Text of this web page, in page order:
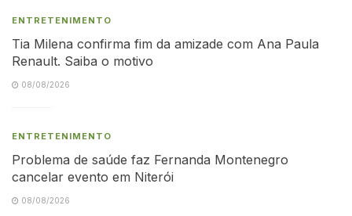
ENTRETENIMENTO
Tia Milena confirma fim da amizade com Ana Paula
Renault. Saiba o motivo
08/08/2026
ENTRETENIMENTO
Problema de saúde faz Fernanda Montenegro
cancelar evento em Niterói
08/08/2026